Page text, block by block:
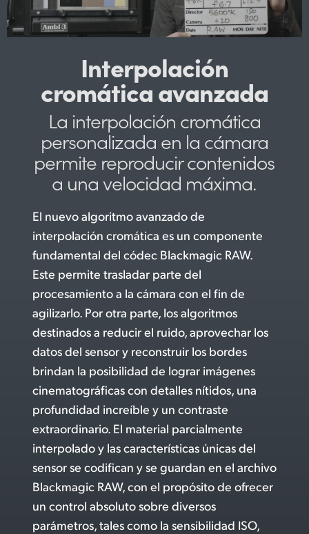
Interpolación
cromática avanzada
La interpolación cromática
personalizada en la cámara
permite reproducircontenidos
a unavelocidad máxima.
El nuevo algoritmo avanzado de
interpolación cromática es un componente
fundamental del códec Blackmagic RAW.
Este permite trasladar parte del
procesamiento a la cámara con el fin de
agilizarlo. Por otra parte, los algoritmos
destinados a reducir el ruido, aprovechar los
datos del sensor y reconstruir los bordes
brindan la posibilidad de lograr imágenes
cinematográficas con detalles nítidos, una
profundidad increíble y un contraste
extraordinario. El material parcialmente
interpolado y las características únicas del
sensor se codifican y se guardan en el archivo
Blackmagic RAW, con el propósito de ofrecer
un control absoluto sobre diversos
parámetros, tales como la sensibilidad ISO,